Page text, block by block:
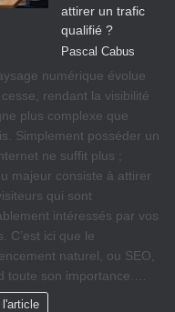
attirer un trafic
qualifié ?
Pascal Cabus
numérique évolue
rendant la visibilité
plus complexe que
Simplement posséder un
ne suffit plus ;
majeur consiste à attirer
qui sont
intéressés par vos
C’est ici que le
naturel, ou SEO,
toute son importance.…
l'article